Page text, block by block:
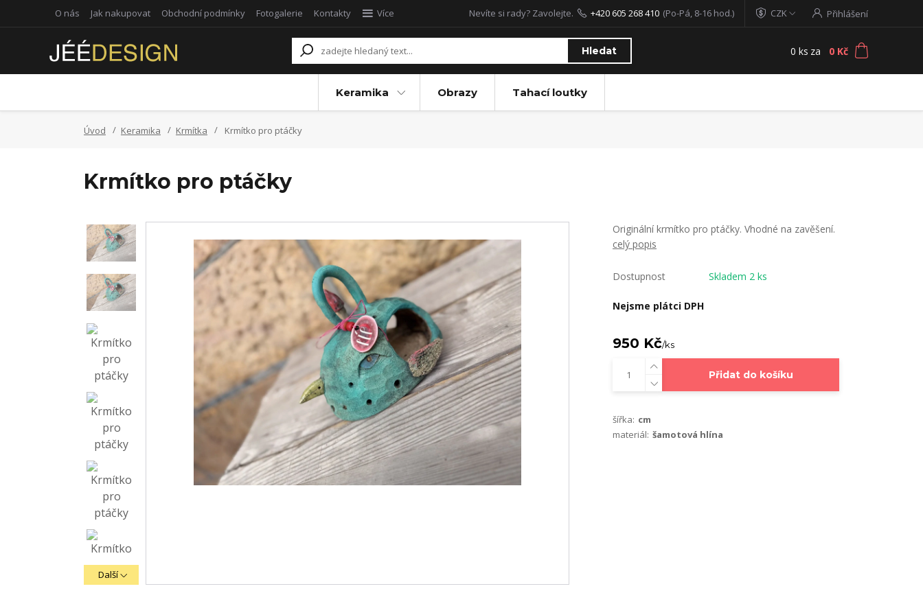
O nás Jak nakupovat Obchodní podmínky Fotogalerie Kontakty Více CZK Přihlášení
Hledat
Nevíte si rady? Zavolejte. +420 605 268 410 (Po-Pá, 8-16 hod.)
0 ks za 0 Kč
Keramika Obrazy Tahací loutky
Úvod Keramika Krmítka Krmítko pro ptáčky
Krmítko pro ptáčky
Další
Originální krmítko pro ptáčky. Vhodné na zavěšení.
celý popis
Dostupnost Skladem 2 ks
Nejsme plátci DPH
950 Kč/ks
Přidat do košíku
šířka: cm
materiál: šamotová hlína